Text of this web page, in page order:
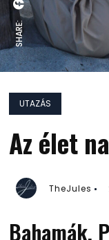
SHARE:
UTAZÁS
Az élet
TheJules
Bahamák,